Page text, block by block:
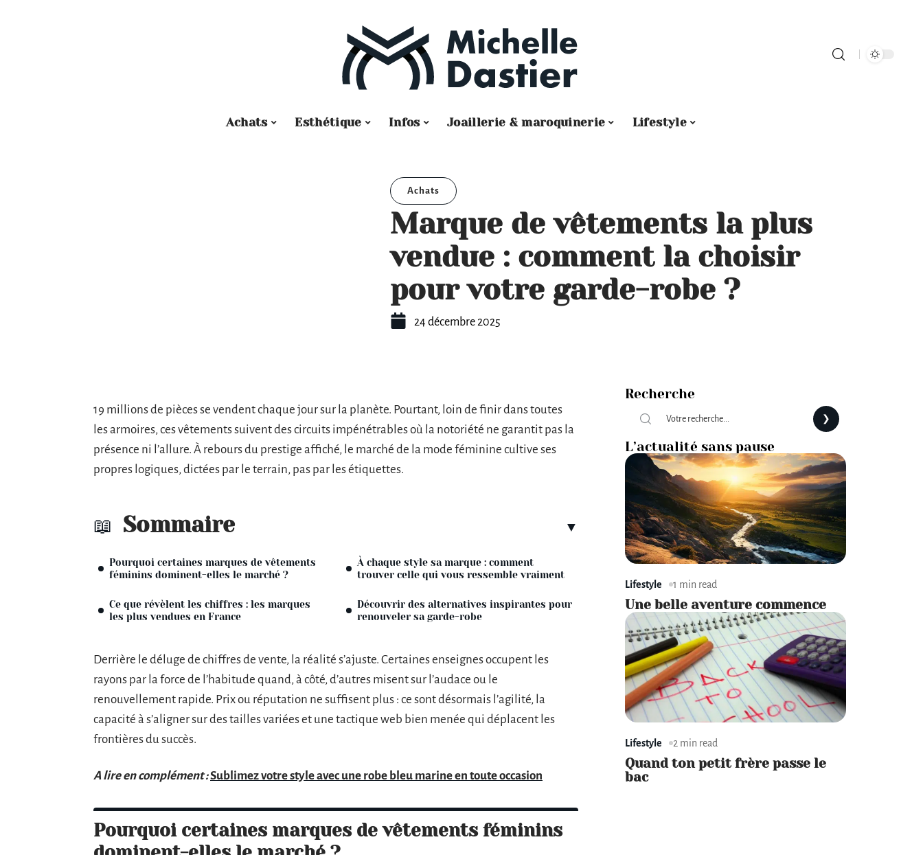
Achats Esthétique Infos Joaillerie & maroquinerie Lifestyle
Achats
Marque de vêtements la plus
vendue : comment la choisir
pour votre garde-robe ?
24 décembre 2025
19 millions de pièces se vendent chaque jour sur la planète. Pourtant, loin de finir dans toutes
les armoires, ces vêtements suivent des circuits impénétrables où la notoriété ne garantit pas la
présence ni l’allure. À rebours du prestige affiché, le marché de la mode féminine cultive ses
propres logiques, dictées par le terrain, pas par les étiquettes.
Sommaire
Pourquoi certaines marques de vêtements
féminins dominent-elles le marché ?
Ce que révèlent les chiffres : les marques
les plus vendues en France
À chaque style sa marque : comment
trouver celle qui vous ressemble vraiment
Découvrir des alternatives inspirantes pour
renouveler sa garde-robe
Derrière le déluge de chiffres de vente, la réalité s’ajuste. Certaines enseignes occupent les
rayons par la force de l’habitude quand, à côté, d’autres misent sur l’audace ou le
renouvellement rapide. Prix ou réputation ne suffisent plus : ce sont désormais l’agilité, la
capacité à s’aligner sur des tailles variées et une tactique web bien menée qui déplacent les
frontières du succès.
A lire en complément :Sublimez votre style avec une robe bleu marine en toute occasion
Pourquoi certaines marques de vêtements féminins
Recherche
L’actualité sans pause
Lifestyle 1 min read
Une belle aventure commence
Lifestyle 2 min read
Quand ton petit frère passe le
bac